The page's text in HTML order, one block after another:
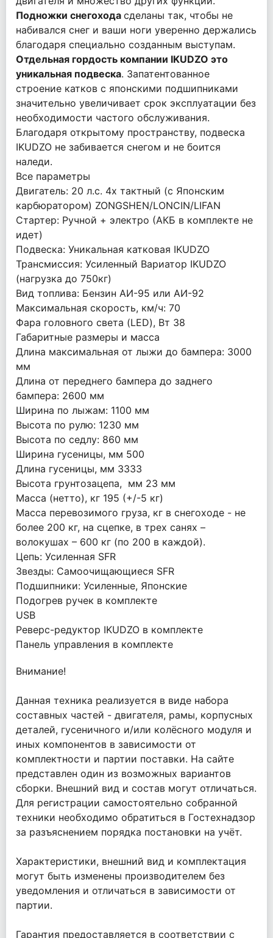
Подножки снегохода сделаны так, чтобы не
набивался снег и ваши ноги уверенно держались
благодаря специально созданным выступам.
Отдельная гордость компании IKUDZO это
уникальная подвеска. Запатентованное
строение катков с японскими подшипниками
значительно увеличивает срок эксплуатации без
необходимости частого обслуживания.
Благодаря открытому пространству, подвеска
IKUDZO не забивается снегом и не боится
наледи.
Все параметры
Двигатель: 20 л.с. 4х тактный (c Японским
карбюратором) ZONGSHEN/LONCIN/LIFAN
Стартер: Ручной + электро (АКБ в комплекте не
идет)
Подвеска: Уникальная катковая IKUDZO
Трансмиссия: Усиленный Вариатор IKUDZO
(нагрузка до 750кг)
Вид топлива: Бензин АИ-95 или АИ-92
Максимальная скорость, км/ч: 70
Фара головного света (LED), Вт 38
Габаритные размеры и масса
Длина максимальная от лыжи до бампера: 3000
мм
Длина от переднего бампера до заднего
бампера: 2600 мм
Ширина по лыжам: 1100 мм
Высота по рулю: 1230 мм
Высота по седлу: 860 мм
Ширина гусеницы, мм 500
Длина гусеницы, мм 3333
Высота грунтозацепа, мм 23 мм
Масса (нетто), кг 195 (+/-5 кг)
Масса перевозимого груза, кг в снегоходе - не
более 200 кг, на сцепке, в трех санях –
волокушах – 600 кг (по 200 в каждой).
Цепь: Усиленная SFR
Звезды: Самоочищающиеся SFR
Подшипники: Усиленные, Японские
Подогрев ручек в комплекте
USB
Реверс-редуктор IKUDZO в комплекте
Панель управления в комплекте
Внимание!
Данная техника реализуется в виде набора
составных частей - двигателя, рамы, корпусных
деталей, гусеничного и/или колёсного модуля и
иных компонентов в зависимости от
комплектности и партии поставки. На сайте
представлен один из возможных вариантов
сборки. Внешний вид и состав могут отличаться.
Для регистрации самостоятельно собранной
техники необходимо обратиться в Гостехнадзор
за разъяснением порядка постановки на учёт.
Характеристики, внешний вид и комплектация
могут быть изменены производителем без
уведомления и отличаться в зависимости от
партии.
Гарантия предоставляется в соответствии с